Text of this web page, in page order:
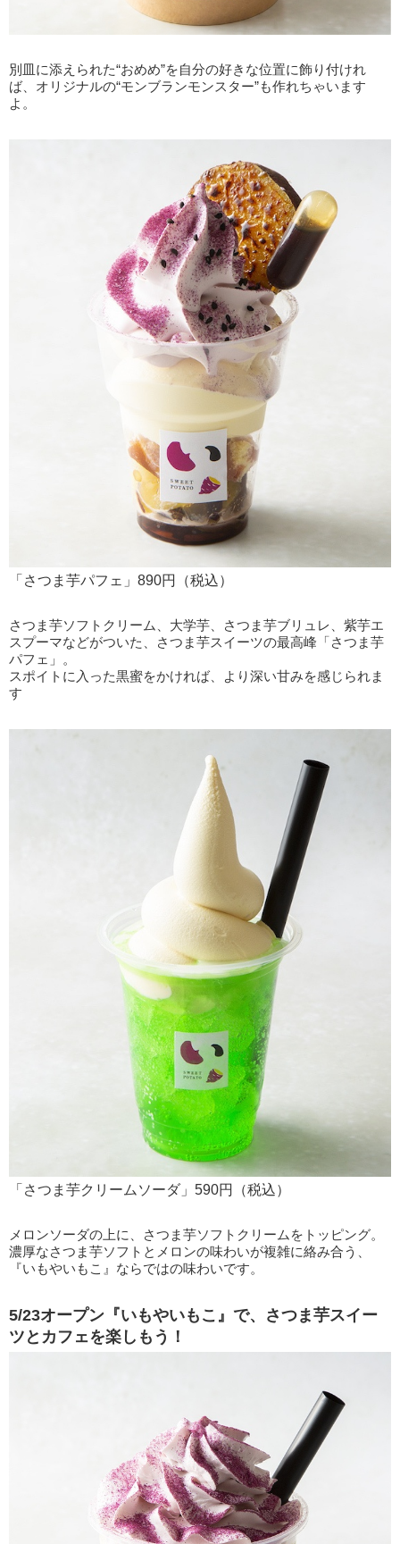
別皿に添えられた“おめめ”を自分の好きな位置に飾り付けれ
ば、オリジナルの“モンブランモンスター”も作れちゃいます
よ。
「さつま芋パフェ」890円（税込）
さつま芋ソフトクリーム、大学芋、さつま芋ブリュレ、紫芋エ
スプーマなどがついた、さつま芋スイーツの最高峰「さつま芋
パフェ」。
スポイトに入った黒蜜をかければ、より深い甘みを感じられま
す
「さつま芋クリームソーダ」590円（税込）
メロンソーダの上に、さつま芋ソフトクリームをトッピング。
濃厚なさつま芋ソフトとメロンの味わいが複雑に絡み合う、
『いもやいもこ』ならではの味わいです。
5/23オープン『いもやいもこ』で、さつま芋スイー
ツとカフェを楽しもう！